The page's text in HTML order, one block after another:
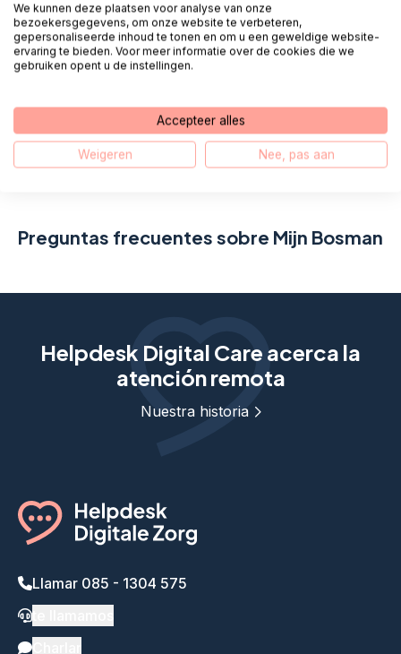
Llamar 085 - 1304 575
E-mail WhatsApp
Preguntas frecuentes sobre Mijn Bosman
Helpdesk Digital Care acerca la
atención remota
Nuestra historia
Llamar 085 - 1304 575
We kunnen deze plaatsen voor analyse van onze
bezoekersgegevens, om onze website te verbeteren,
gepersonaliseerde inhoud te tonen en om u een geweldige website-
ervaring te bieden. Voor meer informatie over de cookies die we
gebruiken opent u de instellingen.
Accepteer alles
Weigeren Nee, pas aan